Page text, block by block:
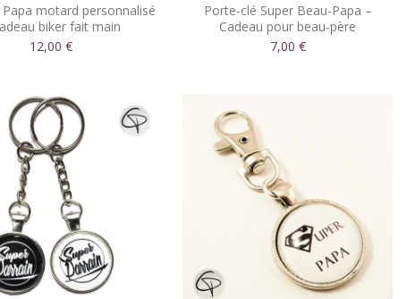
motard personnalisé
biker fait main
12,00 €
Porte-clé Super Beau-Papa –
Cadeau pour beau-père
7,00 €